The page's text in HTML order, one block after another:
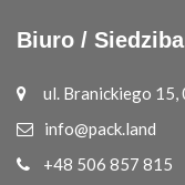
Biuro / Siedziba
ul. Branickiego
info@pack.land
+48 506 857 815